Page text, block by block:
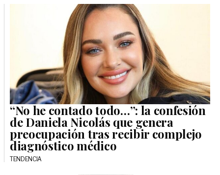
“No he contado todo…”: la confesión
de Daniela Nicolás que genera
preocupación tras recibir complejo
diagnóstico médico
TENDENCIA